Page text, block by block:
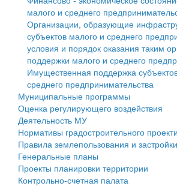
Персональные данные
Оценка регулирующего воздействия
Деятельность МУ
Нормативы градостроительного
Правила землепользования и
Генеральные планы
Проекты планировки территории
Собрание депутатов
малого и среднего
Организации, образующие
субъектов малого и среднего
условия и порядок оказания таким
поддержки малого и среднего
Имущественная поддержка
среднего предпринимательства
Муниципальные программы
Оценка регулирующего воздействия
Деятельность МУ
Нормативы градостроительного
Правила землепользования и застройки
Генеральные планы
Проекты планировки территории
Контрольно-счетная палата